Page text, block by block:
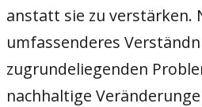
anstatt sie zu verstärken.
umfassenderes
zugrundeliegenden
nachhaltige